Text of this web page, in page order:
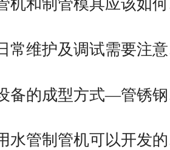
机和制管模具应该如
常维护及调试需要注
备的成型方式—管锈
水管制管机可以开发